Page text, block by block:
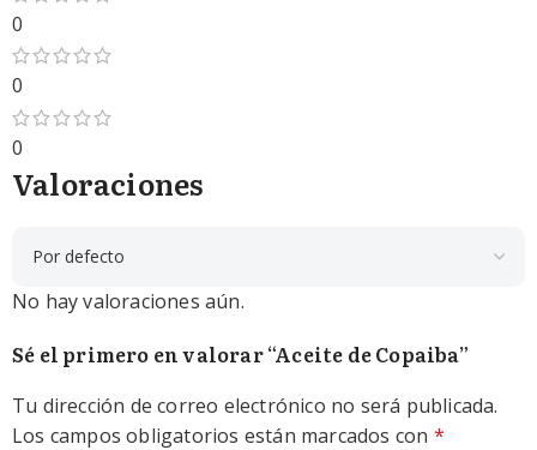
0
0
0
Valoraciones
No hay valoraciones aún.
Sé el primero en valorar “Aceite de Copaiba”
Tu dirección de correo electrónico no será publicada.
Los campos obligatorios están marcados con *